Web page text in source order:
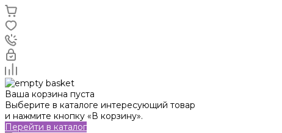
Ваша корзина пуста
Выберите в каталоге интересующий товар
и нажмите кнопку «В корзину».
Перейти в каталог